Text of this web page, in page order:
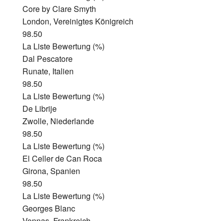
Core by Clare Smyth
London, Vereinigtes Königreich
98.50
La Liste Bewertung (%)
Dal Pescatore
Runate, Italien
98.50
La Liste Bewertung (%)
De Librije
Zwolle, Niederlande
98.50
La Liste Bewertung (%)
El Celler de Can Roca
Girona, Spanien
98.50
La Liste Bewertung (%)
Georges Blanc